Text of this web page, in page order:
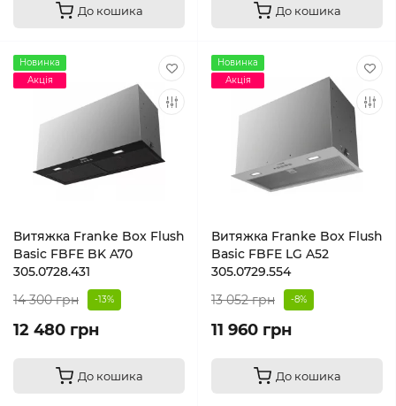
До кошика До кошика
Новинка
Акція
Витяжка Franke Box Flush
Basic FBFE BK A70
305.0728.431
14 300 грн
-13%
12 480 грн
До кошика
Новинка
Акція
Витяжка Franke Box Flush
Basic FBFE LG A52
305.0729.554
13 052 грн
-8%
11 960 грн
До кошика